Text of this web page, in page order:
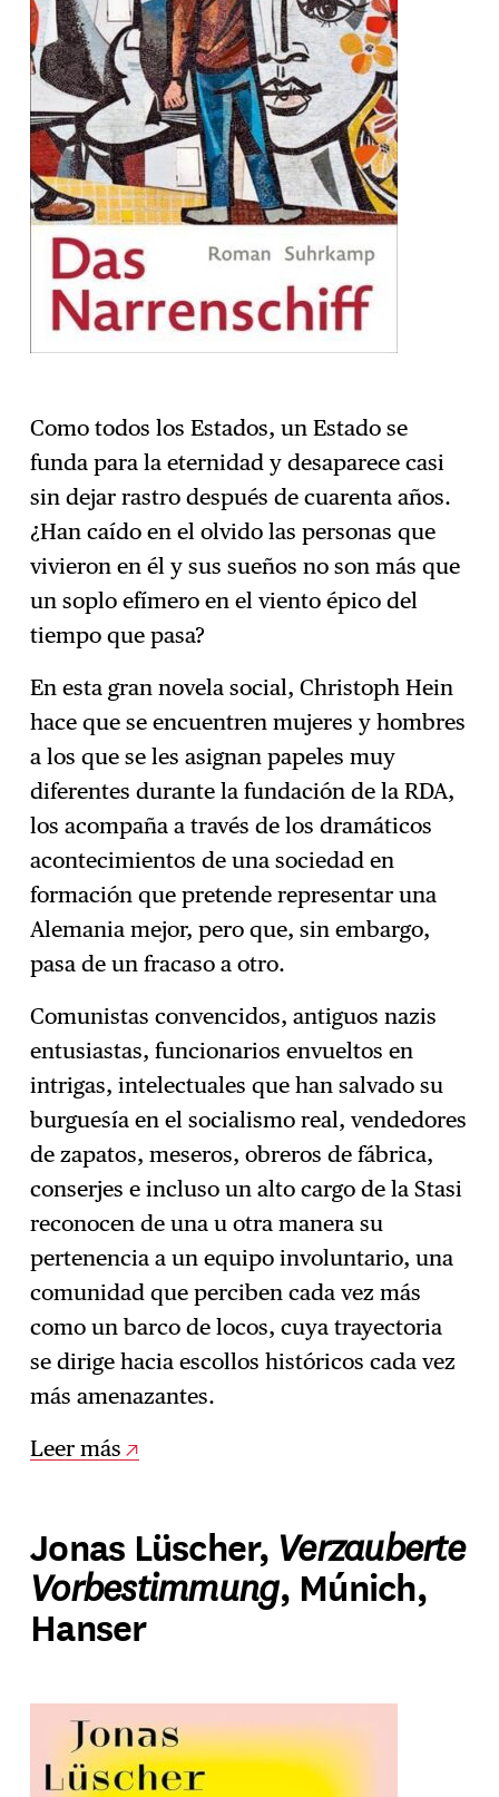
Como todos los Estados, un Estado se
funda para la eternidad y desaparece casi
sin dejar rastro después de cuarenta años.
¿Han caído en el olvido las personas que
vivieron en él y sus sueños no son más que
un soplo efímero en el viento épico del
tiempo que pasa?
En esta gran novela social, Christoph Hein
hace que se encuentren mujeres y hombres
a los que se les asignan papeles muy
diferentes durante la fundación de la RDA,
los acompaña a través de los dramáticos
acontecimientos de una sociedad en
formación que pretende representar una
Alemania mejor, pero que, sin embargo,
pasa de un fracaso a otro.
Comunistas convencidos, antiguos nazis
entusiastas, funcionarios envueltos en
intrigas, intelectuales que han salvado su
burguesía en el socialismo real, vendedores
de zapatos, meseros, obreros de fábrica,
conserjes e incluso un alto cargo de la Stasi
reconocen de una u otra manera su
pertenencia a un equipo involuntario, una
comunidad que perciben cada vez más
como un barco de locos, cuya trayectoria
se dirige hacia escollos históricos cada vez
más amenazantes.
Leer más
Jonas Lüscher, Verzauberte
Vorbestimmung, Múnich,
Hanser